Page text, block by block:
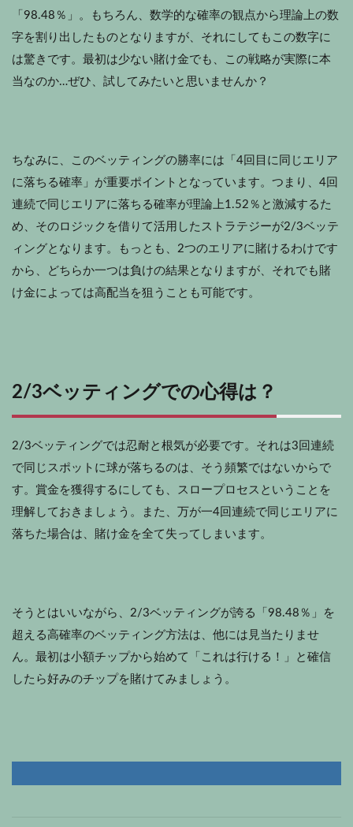
「98.48％」。もちろん、数学的な確率の観点から理論上の数
字を割り出したものとなりますが、それにしてもこの数字に
は驚きです。最初は少ない賭け金でも、この戦略が実際に本
当なのか…ぜひ、試してみたいと思いませんか？
ちなみに、このベッティングの勝率には「4回目に同じエリア
に落ちる確率」が重要ポイントとなっています。つまり、4回
連続で同じエリアに落ちる確率が理論上1.52％と激減するた
め、そのロジックを借りて活用したストラテジーが2/3ベッテ
ィングとなります。もっとも、2つのエリアに賭けるわけです
から、どちらか一つは負けの結果となりますが、それでも賭
け金によっては高配当を狙うことも可能です。
2/3ベッティングでの心得は？
2/3ベッティングでは忍耐と根気が必要です。それは3回連続
で同じスポットに球が落ちるのは、そう頻繁ではないからで
す。賞金を獲得するにしても、スロープロセスということを
理解しておきましょう。また、万が一4回連続で同じエリアに
落ちた場合は、賭け金を全て失ってしまいます。
そうとはいいながら、2/3ベッティングが誇る「98.48％」を
超える高確率のベッティング方法は、他には見当たりませ
ん。最初は小額チップから始めて「これは行ける！」と確信
したら好みのチップを賭けてみましょう。